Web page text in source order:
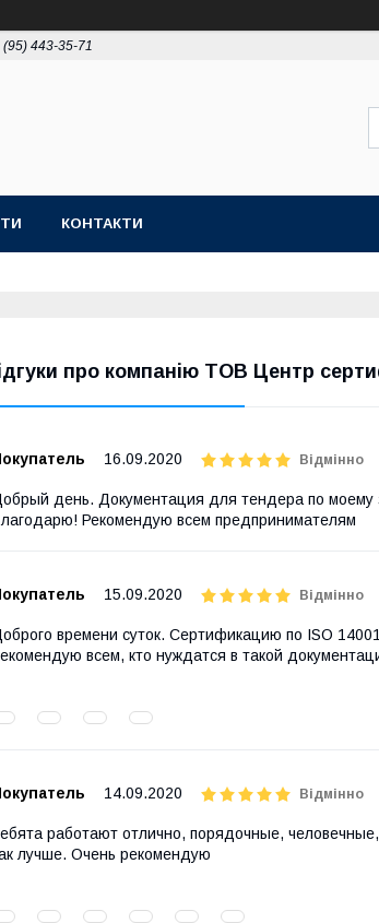
(95) 443-35-71
КОНТАКТИ
про компанію ТОВ Центр
16.09.2020 Відмінно
день. Документация для тендера по моему
Рекомендую всем предпринимателям
15.09.2020 Відмінно
времени суток. Сертификацию по ISO
всем, кто нуждатся в такой
14.09.2020 Відмінно
работают отлично, порядочные,
лучше. Очень рекомендую